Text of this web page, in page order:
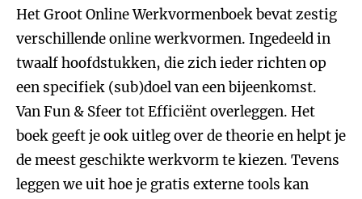
Het Groot Online Werkvormenboek bevat zestig
verschillende online werkvormen. Ingedeeld in
twaalf hoofdstukken, die zich ieder richten op
een specifiek (sub)doel van een bijeenkomst.
Van Fun & Sfeer tot Efficiënt overleggen. Het
boek geeft je ook uitleg over de theorie en helpt je
de meest geschikte werkvorm te kiezen. Tevens
leggen we uit hoe je gratis externe tools kan